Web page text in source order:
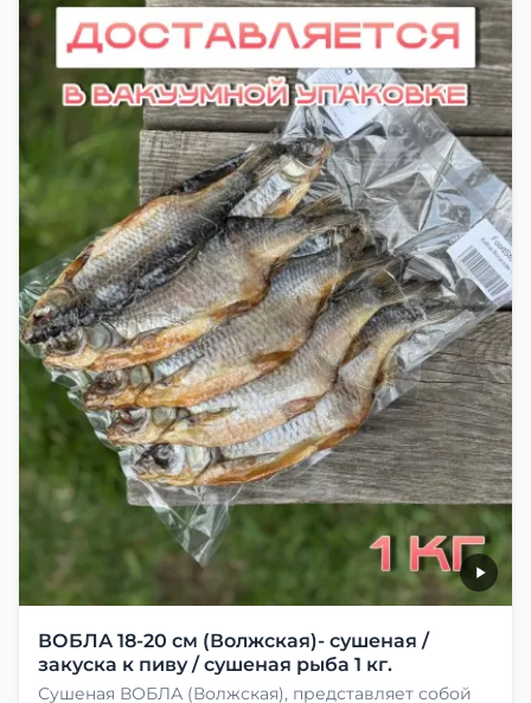
ВОБЛА 18-20 см (Волжская)- сушеная /
закуска к пиву / сушеная рыба 1 кг.
Сушеная ВОБЛА (Волжская), представляет собой